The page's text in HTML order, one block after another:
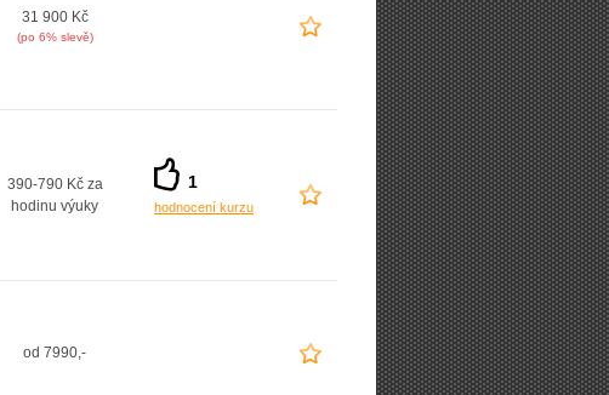
31 900 Kč
(po 6% slevě)
390-790 Kč za
hodinu výuky
1
hodnocení kurzu
od 7990,-